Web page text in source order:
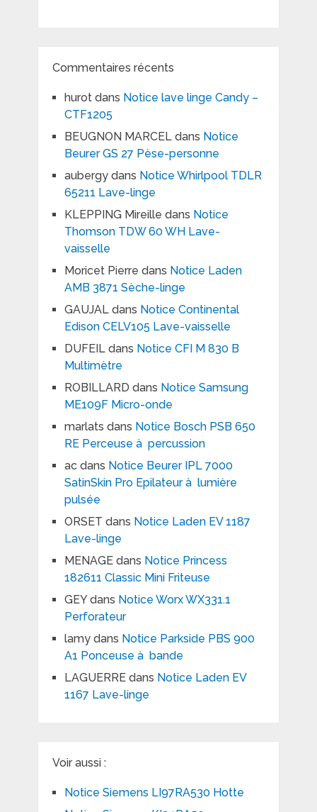
Commentaires récents
hurotdans Notice lave linge Candy –
CTF1205
BEUGNON MARCELdans Notice
Beurer GS 27 Pèse-personne
aubergydans Notice Whirlpool TDLR
65211 Lave-linge
KLEPPING Mireille dans Notice
Thomson TDW 60 WH Lave-
vaisselle
Moricet Pierre dans Notice Laden
AMB 3871 Sèche-linge
GAUJALdans Notice Continental
Edison CELV105 Lave-vaisselle
DUFEILdans Notice CFI M 830 B
Multimètre
ROBILLARD dans Notice Samsung
ME109F Micro-onde
marlats dans Notice Bosch PSB 650
RE Perceuse à percussion
acdans Notice Beurer IPL 7000
SatinSkin Pro Epilateur à lumière
pulsée
ORSET dans Notice Laden EV 1187
Lave-linge
MENAGEdans Notice Princess
182611 Classic Mini Friteuse
GEYdans Notice Worx WX331.1
Perforateur
lamydans Notice Parkside PBS 900
A1 Ponceuse à bande
LAGUERREdans Notice Laden EV
1167 Lave-linge
Voir aussi :
Notice Siemens LI97RA530 Hotte